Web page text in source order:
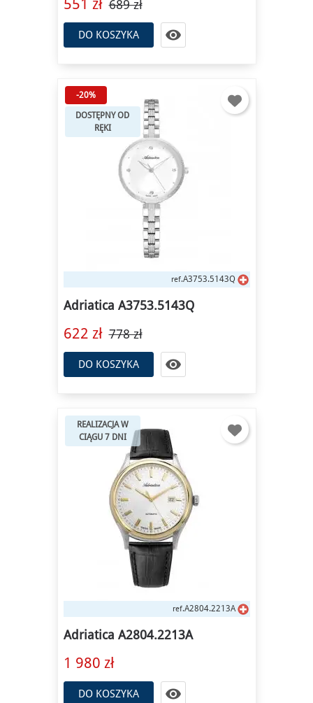
551 zł 689 zł
DO KOSZYKA 
-20%
DOSTĘPNY OD
RĘKI
ref.A3753.5143Q
Adriatica A3753.5143Q
622 zł 778 zł
DO KOSZYKA 
REALIZACJA W
CIĄGU 7 DNI
ref.A2804.2213A
Adriatica A2804.2213A
1 980 zł
DO KOSZYKA 